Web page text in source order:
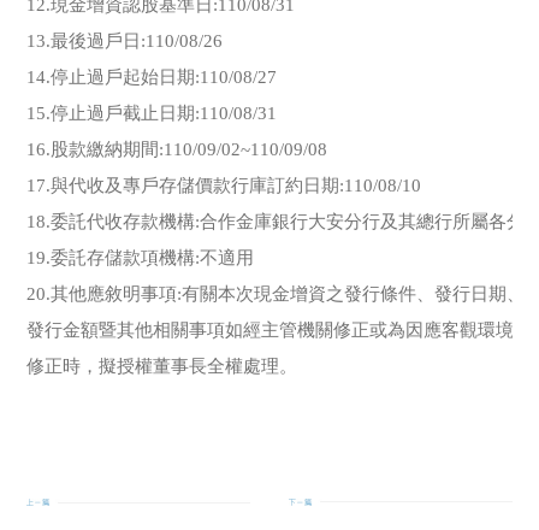
12.現金增資認股基準日:110/08/31
13.最後過戶日:110/08/26
14.停止過戶起始日期:110/08/27
15.停止過戶截止日期:110/08/31
16.股款繳納期間:110/09/02~110/09/08
17.與代收及專戶存儲價款行庫訂約日期:110/08/10
18.委託代收存款機構:合作金庫銀行大安分行及其總行所屬各分
19.委託存儲款項機構:不適用
20.其他應敘明事項:有關本次現金增資之發行條件、發行日期、
發行金額暨其他相關事項如經主管機關修正或為因應客觀環境變
修正時，擬授權董事長全權處理。